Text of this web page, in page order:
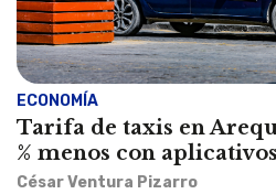
ECONOMÍA
Tarifa de taxis en
% menos con aplicativos
César Ventura Pizarro